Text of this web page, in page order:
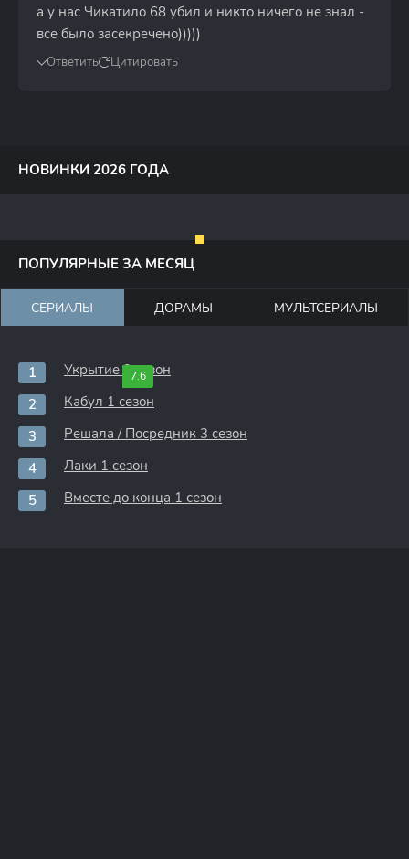
а у нас Чикатило 68 убил и никто ничего не знал -
все было засекречено)))))
Ответить Цитировать
НОВИНКИ 2026 ГОДА
ПОПУЛЯРНЫЕ ЗА МЕСЯЦ
СЕРИАЛЫ ДОРАМЫ МУЛЬТСЕРИАЛЫ
7.6
Укрытие 3 сезон
Кабул 1 сезон
Решала / Посредник 3 сезон
Лаки 1 сезон
Вместе до конца 1 сезон